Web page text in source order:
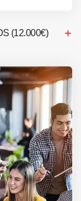
(12.000€)